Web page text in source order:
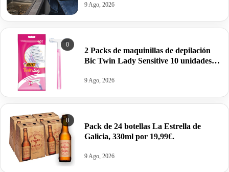
9 Ago, 2026
0
2 Packs de maquinillas de depilación
Bic Twin Lady Sensitive 10 unidades
9 Ago, 2026
0
Pack de 24 botellas La Estrella de
Galicia, 330ml por 19,99€.
9 Ago, 2026